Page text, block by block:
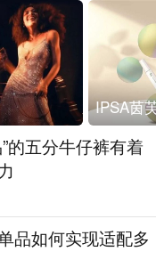
的五分牛仔裤有着
品如何实现适配多